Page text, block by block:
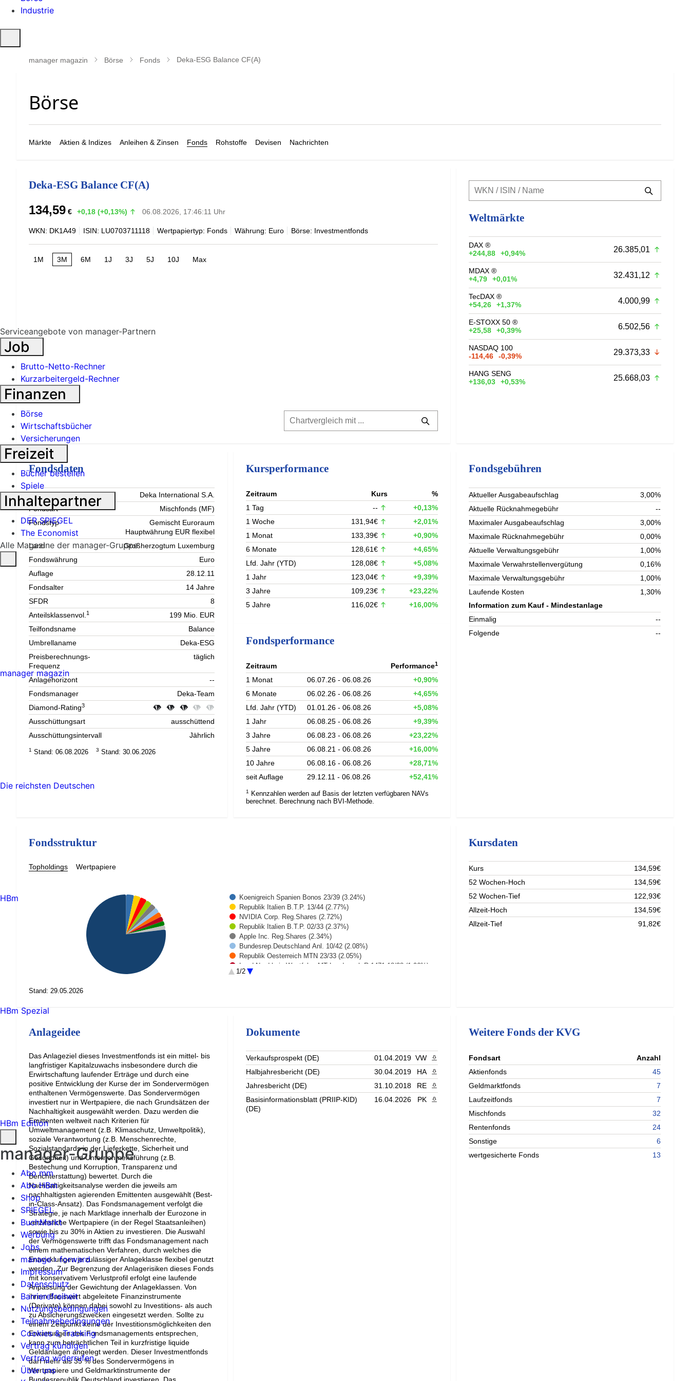
Industrie
öffnen
manager magazin Börse Fonds Deka-ESG Balance CF(A)
Märkte Aktien & Indizes Anleihen & Zinsen Fonds Rohstoffe Devisen Nachrichten
Deka-ESG Balance CF(A)
134,59 € +0,18 (+0,13%) 06.08.2026, 17:46:11 Uhr
WKN: DK1A49 ISIN: LU0703711118 Wertpapiertyp: Fonds Währung: Euro Börse: Investmentfonds
1M 3M 6M 1J 3J 5J 10J Max
Weltmärkte
DAX ®
+244,88
+0,94% 26.385,01
MDAX ®
+4,79
+0,01% 32.431,12
TecDAX ®
+54,26
+1,37% 4.000,99
E-STOXX 50 ®
+25,58
+0,39% 6.502,56
NASDAQ 100
-114,46
-0,39% 29.373,33
HANG SENG
+136,03
+0,53% 25.668,03
Fondsdaten
Gesellschaft (KVG)
Deka International S.A.
Fondsart
Mischfonds (MF)
Fondstyp
Gemischt Euroraum
Hauptwährung EUR flexibel
Land
Großherzogtum Luxemburg
Fondswährung
Euro
Auflage
28.12.11
Fondsalter
14 Jahre
SFDR
8
Anteilsklassenvol.1
199 Mio. EUR
Teilfondsname
Balance
Umbrellaname
Deka-ESG
Preisberechnungs-
Frequenz
täglich
Anlagehorizont
--
Fondsmanager
Deka-Team
Diamond-Rating3
Ausschüttungsart
ausschüttend
Ausschüttungsintervall
Jährlich
1 Stand: 06.08.2026 3 Stand: 30.06.2026
Kursperformance
Zeitraum Kurs
%
1 Tag
--
+0,13%
1 Woche
131,94€
+2,01%
1 Monat
133,39€
+0,90%
6 Monate
128,61€
+4,65%
Lfd. Jahr (YTD)
128,08€
+5,08%
1 Jahr
123,04€
+9,39%
3 Jahre
109,23€
+23,22%
5 Jahre
116,02€ +16,00%
Fondsperformance
Zeitraum Performance1
1 Monat 06.07.26 - 06.08.26
+0,90%
6 Monate
06.02.26 - 06.08.26
+4,65%
Lfd. Jahr (YTD)
01.01.26 - 06.08.26
+5,08%
1 Jahr
06.08.25 - 06.08.26
+9,39%
3 Jahre
06.08.23 - 06.08.26
+23,22%
5 Jahre
06.08.21 - 06.08.26
+16,00%
10 Jahre
06.08.16 - 06.08.26
+28,71%
seit Auflage
29.12.11 - 06.08.26 +52,41%
1
Kennzahlen werden auf Basis der letzten verfügbaren NAVs
berechnet. Berechnung nach BVI-Methode.
Fondsgebühren
Aktueller Ausgabeaufschlag
3,00%
Aktuelle Rücknahmegebühr
--
Maximaler Ausgabeaufschlag
3,00%
Maximale Rücknahmegebühr
0,00%
Aktuelle Verwaltungsgebühr
1,00%
Maximale Verwahrstellenvergütung
0,16%
Maximale Verwaltungsgebühr
1,00%
Laufende Kosten
1,30%
Information zum Kauf - Mindestanlage
Einmalig
--
Folgende
--
Fondsstruktur
Topholdings Wertpapiere
Koenigreich Spanien Bonos 23/39 (3.24%)
Republik Italien B.T.P. 13/44 (2.77%)
NVIDIA Corp. Reg.Shares (2.72%)
Republik Italien B.T.P. 02/33 (2.37%)
Apple Inc. Reg.Shares (2.34%)
Bundesrep.Deutschland Anl. 10/42 (2.08%)
Republik Oesterreich MTN 23/33 (2.05%)
Land Nordrhein-Westfalen MT Landessch.R.1471 18/28 (1.96%)
Koenigreich Spanien Obl. 01/32 (1.84%)
1/2
Stand: 29.05.2026
Kursdaten
Kurs
134,59€
52 Wochen-Hoch
134,59€
52 Wochen-Tief
122,93€
Allzeit-Hoch
134,59€
Allzeit-Tief
91,82€
Anlageidee
Das Anlageziel dieses Investmentfonds ist ein mittel- bis
langfristiger Kapitalzuwachs insbesondere durch die
Erwirtschaftung laufender Erträge und durch eine
positive Entwicklung der Kurse der im Sondervermögen
enthaltenen Vermögenswerte. Das Sondervermögen
investiert nur in Wertpapiere, die nach Grundsätzen der
Nachhaltigkeit ausgewählt werden. Dazu werden die
Emittenten weltweit nach Kriterien für
Umweltmanagement (z.B. Klimaschutz, Umweltpolitik),
soziale Verantwortung (z.B. Menschenrechte,
Sozialstandards in der Lieferkette, Sicherheit und
Gesundheit) und Unternehmensführung (z.B.
Bestechung und Korruption, Transparenz und
Berichterstattung) bewertet. Durch die
Nachhaltigkeitsanalyse werden die jeweils am
nachhaltigsten agierenden Emittenten ausgewählt (Best-
in-Class-Ansatz). Das Fondsmanagement verfolgt die
Strategie, je nach Marktlage innerhalb der Eurozone in
verzinsliche Wertpapiere (in der Regel Staatsanleihen)
sowie bis zu 30% in Aktien zu investieren. Die Auswahl
der Vermögenswerte trifft das Fondsmanagement nach
einem mathematischen Verfahren, durch welches die
Entwicklungen je zulässiger Anlageklasse flexibel genutzt
werden. Zur Begrenzung der Anlagerisiken dieses Fonds
mit konservativem Verlustprofil erfolgt eine laufende
Anpassung der Gewichtung der Anlageklassen. Von
ihrem Basiswert abgeleitete Finanzinstrumente
(Derivate) können dabei sowohl zu Investitions- als auch
zu Absicherungszwecken eingesetzt werden. Sollte zu
einem Zeitpunkt keine der Investitionsmöglichkeiten den
Erwartungen des Fondsmanagements entsprechen,
kann zum beträchtlichen Teil in kurzfristige liquide
Geldanlagen angelegt werden. Dieser Investmentfonds
darf mehr als 35 % des Sondervermögens in
Wertpapiere und Geldmarktinstrumente der
Dokumente
Verkaufsprospekt (DE) 01.04.2019 VW
PDF herunterladen
Halbjahresbericht (DE)
30.04.2019 HA
PDF herunterladen
Jahresbericht (DE)
31.10.2018 RE
PDF herunterladen
Basisinformationsblatt (PRIIP-KID)
(DE)
16.04.2026 PK PDF herunterladen
Weitere Fonds der KVG
Fondsart
Anzahl
Aktienfonds
45
Geldmarktfonds
7
Laufzeitfonds
7
Mischfonds
32
Rentenfonds
24
Sonstige
6
wertgesicherte Fonds
13
Serviceangebote von manager-Partnern
Job
Brutto-Netto-Rechner
Kurzarbeitergeld-Rechner
Finanzen
Börse
Wirtschaftsbücher
Versicherungen
Freizeit
Bücher bestellen
Spiele
Inhaltepartner
DER SPIEGEL
The Economist
Alle Magazine der manager-Gruppe
manager magazin
Die reichsten Deutschen
HBm
HBm Spezial
HBm Edition
manager-Gruppe
Abo mm
Abo HBm
Shop
SPIEGEL
BuchMarkt
Werbung
Jobs
manage › forward
Impressum
Datenschutz
Barrierefreiheit
Nutzungsbedingungen
Teilnahmebedingungen
Cookies & Tracking
Vertrag kündigen
Vertrag widerrufen
Über uns